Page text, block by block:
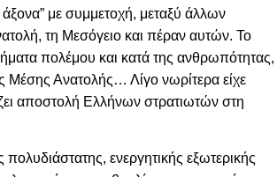
άξονα” με συμμετοχή, μεταξύ άλλων
τη Μεσόγειο και πέραν αυτών. Το
πολέμου και κατά της ανθρωπότητας,
Μέσης Ανατολής… Λίγο νωρίτερα είχε
αποστολή Ελλήνων στρατιωτών στη
ενεργητικής εξωτερικής